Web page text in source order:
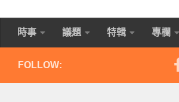
時事 議題 特輯 專欄
FOLLOW: